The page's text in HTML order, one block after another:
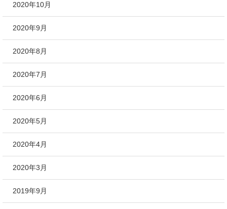
2020年10月
2020年9月
2020年8月
2020年7月
2020年6月
2020年5月
2020年4月
2020年3月
2019年9月